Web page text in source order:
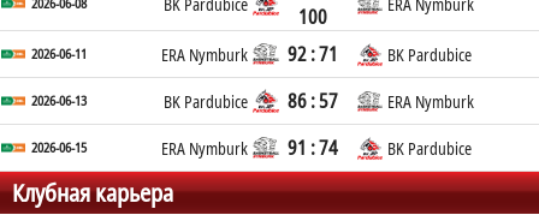
BK Pardubice
100
ERA Nymburk
2026-06-11 ERA Nymburk 92 : 71 BK Pardubice
2026-06-13 BK Pardubice 86 : 57 ERA Nymburk
2026-06-15 ERA Nymburk 91 : 74 BK Pardubice
Клубная карьера